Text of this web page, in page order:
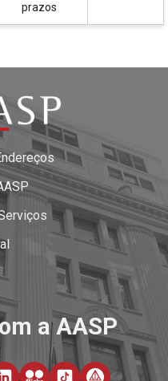
prazos
a AASP